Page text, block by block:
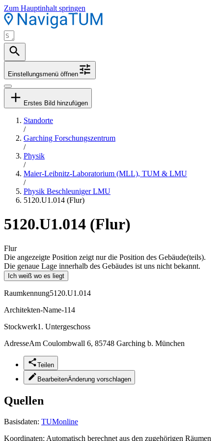
Zum Hauptinhalt springen
Einstellungsmenü öffnen
Erstes Bild hinzufügen
Standorte
/
Garching Forschungszentrum
/
Physik
/
Maier-Leibnitz-Laboratorium (MLL), TUM & LMU
/
Physik Beschleuniger LMU
5120.U1.014 (Flur)
5120.U1.014 (Flur)
Flur
Die angezeigte Position zeigt nur die Position des Gebäude(teils).
Die genaue Lage innerhalb des Gebäudes ist uns nicht bekannt.
Ich weiß wo es liegt
Raumkennung5120.U1.014
Architekten-Name-114
Stockwerk1. Untergeschoss
AdresseAm Coulombwall 6, 85748 Garching b. München
Teilen
BearbeitenÄnderung vorschlagen
Quellen
Basisdaten: TUMonline
Koordinaten: Automatisch berechnet aus den zugehörigen Räumen